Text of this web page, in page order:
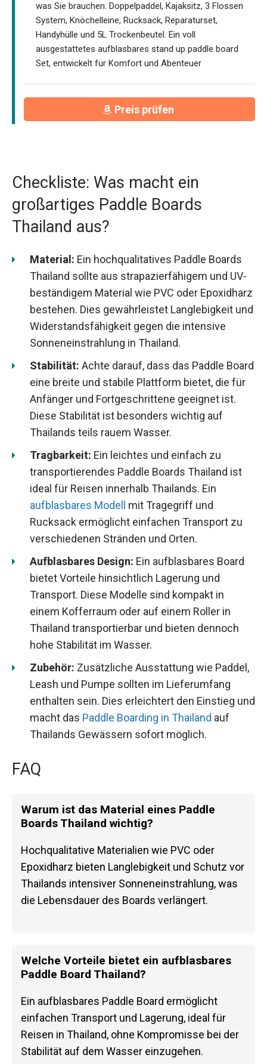
was Sie brauchen: Doppelpaddel, Kajaksitz, 3 Flossen
System, Knöchelleine, Rucksack, Reparaturset,
Handyhülle und 5L Trockenbeutel. Ein voll
ausgestattetes aufblasbares stand up paddle board
Set, entwickelt für Komfort und Abenteuer
Preis prüfen
Checkliste: Was macht ein
großartiges Paddle Boards
Thailand aus?
Material: Ein hochqualitatives Paddle Boards
Thailand sollte aus strapazierfähigem und UV-
beständigem Material wie PVC oder Epoxidharz
bestehen. Dies gewährleistet Langlebigkeit und
Widerstandsfähigkeit gegen die intensive
Sonneneinstrahlung in Thailand.
Stabilität: Achte darauf, dass das Paddle Board
eine breite und stabile Plattform bietet, die für
Anfänger und Fortgeschrittene geeignet ist.
Diese Stabilität ist besonders wichtig auf
Thailands teils rauem Wasser.
Tragbarkeit: Ein leichtes und einfach zu
transportierendes Paddle Boards Thailand ist
ideal für Reisen innerhalb Thailands. Ein
aufblasbares Modell
mit Tragegriff und
Rucksack ermöglicht einfachen Transport zu
verschiedenen Stränden und Orten.
Aufblasbares Design: Ein aufblasbares Board
bietet Vorteile hinsichtlich Lagerung und
Transport. Diese Modelle sind kompakt in
einem Kofferraum oder auf einem Roller in
Thailand transportierbar und bieten dennoch
hohe Stabilität im Wasser.
Zubehör: Zusätzliche Ausstattung wie Paddel,
Leash und Pumpe sollten im Lieferumfang
enthalten sein. Dies erleichtert den Einstieg und
macht das Paddle Boarding in Thailand auf
Thailands Gewässern sofort möglich.
FAQ
Warum ist das Material eines Paddle
Boards Thailand wichtig?
Hochqualitative Materialien wie PVC oder
Epoxidharz bieten Langlebigkeit und Schutz vor
Thailands intensiver Sonneneinstrahlung, was
die Lebensdauer des Boards verlängert.
Welche Vorteile bietet ein aufblasbares
Paddle Board Thailand?
Ein aufblasbares Paddle Board ermöglicht
einfachen Transport und Lagerung, ideal für
Reisen in Thailand, ohne Kompromisse bei der
Stabilität auf dem Wasser einzugehen.